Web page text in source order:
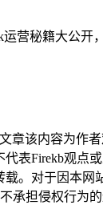
运营秘籍大公开
章该内容为作
表Firekb观点
载。对于因本网
承担侵权行为